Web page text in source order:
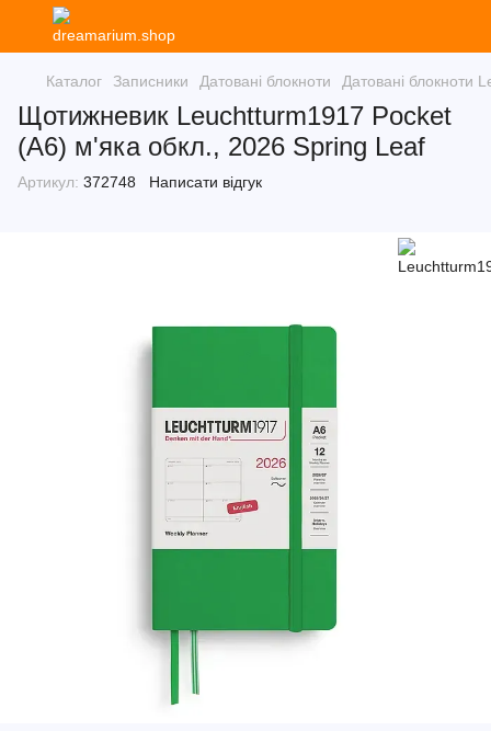
Каталог Записники Датовані блокноти Датовані блокноти
Щотижневик Leuchtturm1917 Pocket
(A6) м'яка обкл., 2026 Spring Leaf
Артикул: 372748 Написати відгук